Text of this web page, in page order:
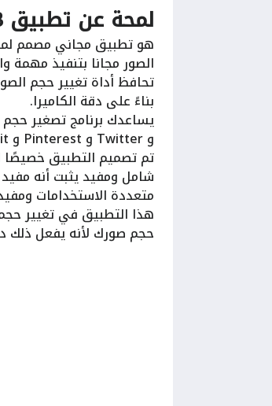
لمحة عن تطبيق i
هو تطبيق مجاني مصمم
الصور مجانا بتنفيذ
تحافظ أداة تغيير حجم
بناءً على دقة الكاميرا.
و Twitter و Pinterest و Reddit و Tumblr و VKontakte و KakaoTalk ، إلخ.
تم تصميم التطبيق خصيصًا
شامل ومفيد يثبت أنه
هذا التطبيق في تغيير
حجم صورك لأنه يفعل ذلك